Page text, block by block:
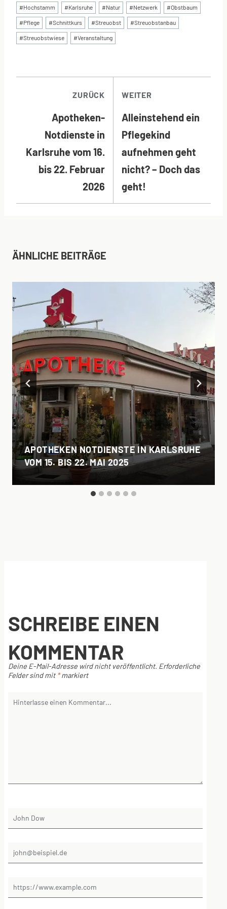
#Hochstamm #Karlsruhe #Natur #Netzwerk #Obstbaum
#Pflege #Schnittkurs #Streuobst #Streuobstanbau
#Streuobstwiese #Veranstaltung
ZURÜCK
Apotheken-
Notdienste in
Karlsruhe vom 16.
bis 22. Februar
2026
WEITER
Alleinstehend ein
Pflegekind
aufnehmen geht
nicht? – Doch das
geht!
ÄHNLICHE BEITRÄGE
APOTHEKEN NOTDIENSTE IN KARLSRUHE
VOM 15. BIS 22. MAI 2025
SCHREIBE EINEN
KOMMENTAR
Deine E-Mail-Adresse wird nicht veröffentlicht. Erforderliche
Felder sind mit *markiert